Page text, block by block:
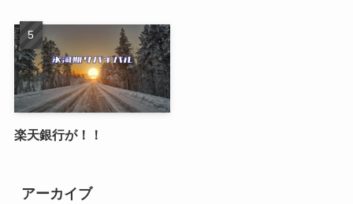
楽天銀行が！！
アーカイブ